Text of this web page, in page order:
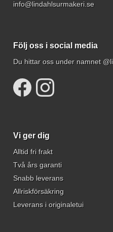
info@lindahlsurmakeri.se
Följ oss i social media
Du hittar oss under namnet
Vi ger dig
Alltid fri frakt
Två års garanti
Snabb leverans
Allriskförsäkring
Leverans i originaletui